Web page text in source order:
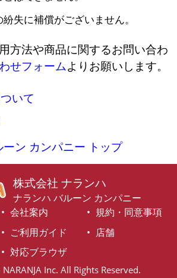
失に補償がございません。
方法や商品に関するお問い合わ
せフォームよりお願いします。
いて
ン カンパニー トップ
株式会社 ナランハ
ナランハ バルーン カンパニー
会社案内
規約・同意事項
ご利用ガイド
店舗
対応ブラウザ
Inc. All Rights Reserved.